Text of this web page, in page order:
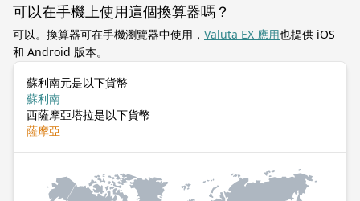
可以在手機上使用這個換算器嗎？
可以。換算器可在手機瀏覽器中使用， Valuta EX 應用也提供 iOS
和 Android 版本。
蘇利南元是以下貨幣
蘇利南
西薩摩亞塔拉是以下貨幣
薩摩亞